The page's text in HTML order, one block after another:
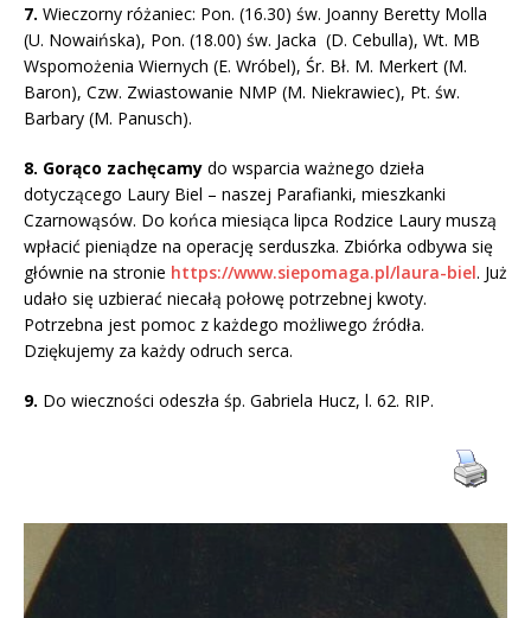
7. Wieczorny różaniec: Pon. (16.30) św. Joanny Beretty Molla
(U. Nowaińska), Pon. (18.00) św. Jacka (D. Cebulla), Wt. MB
Wspomożenia Wiernych (E. Wróbel), Śr. Bł. M. Merkert (M.
Baron), Czw. Zwiastowanie NMP (M. Niekrawiec), Pt. św.
Barbary (M. Panusch).
8. Gorąco zachęcamy do wsparcia ważnego dzieła
dotyczącego Laury Biel – naszej Parafianki, mieszkanki
Czarnowąsów. Do końca miesiąca lipca Rodzice Laury muszą
wpłacić pieniądze na operację serduszka. Zbiórka odbywa się
głównie na stronie https://www.siepomaga.pl/laura-biel. Już
udało się uzbierać niecałą połowę potrzebnej kwoty.
Potrzebna jest pomoc z każdego możliwego źródła.
Dziękujemy za każdy odruch serca.
9. Do wieczności odeszła śp. Gabriela Hucz, l. 62. RIP.